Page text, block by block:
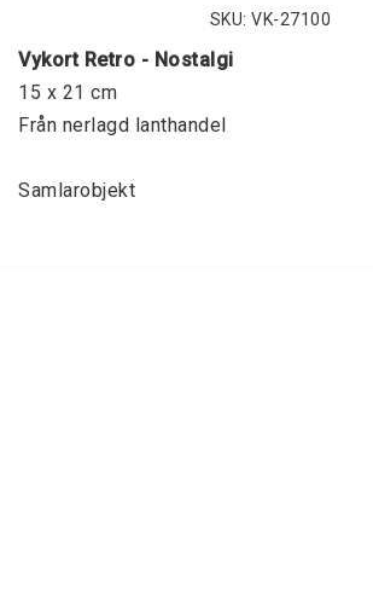
SKU: VK-27100
Vykort Retro - Nostalgi
15 x 21 cm
Från nerlagd lanthandel
Samlarobjekt